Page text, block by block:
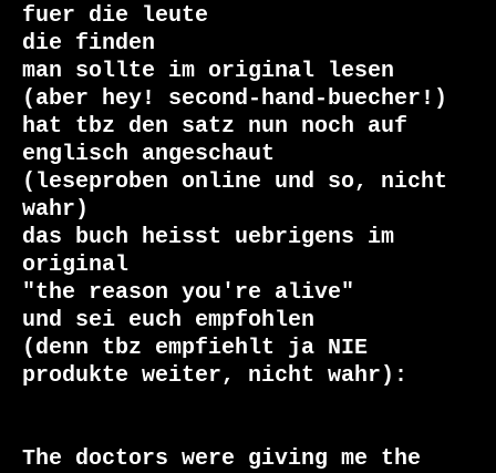
fuer die leute
die finden
man sollte im original lesen
(aber hey! second-hand-buecher!)
hat tbz den satz nun noch auf
englisch angeschaut
(leseproben online und so, nicht
wahr)
das buch heisst uebrigens im
original
"the reason you're alive"
und sei euch empfohlen
(denn tbz empfiehlt ja NIE
produkte weiter, nicht wahr):
The doctors were giving me the